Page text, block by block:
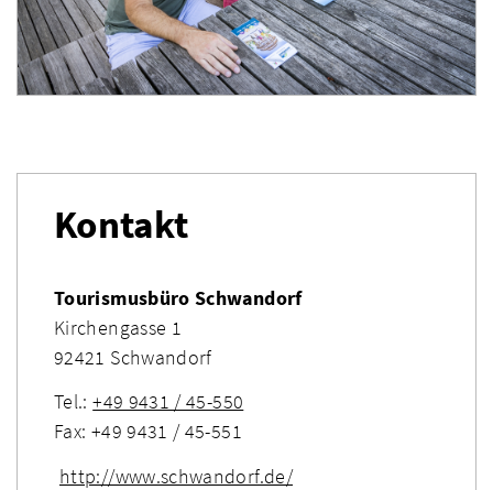
Kontakt
Tourismusbüro Schwandorf
Kirchengasse 1
92421 Schwandorf
Tel.:+49 9431 / 45-550
Fax: +49 9431 / 45-551
http://www.schwandorf.de/